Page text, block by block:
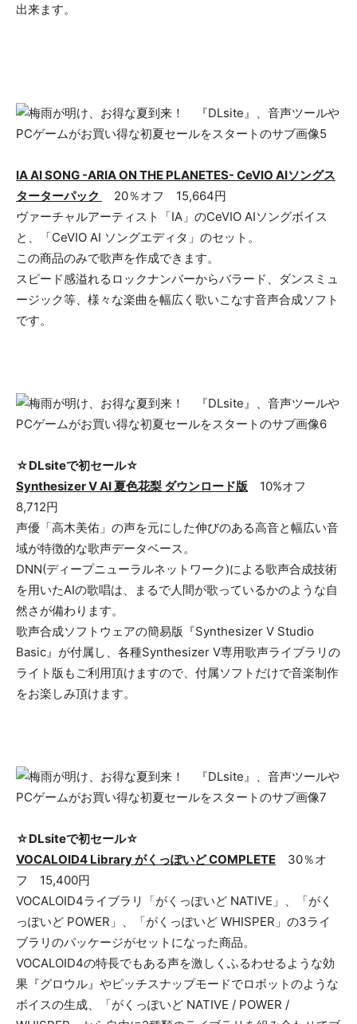
出来ます。
IA AI SONG -ARIA ON THE PLANETES- CeVIO AIソングス
ターターパック
20％オフ 15,664円
ヴァーチャルアーティスト「IA」のCeVIO AIソングボイス
と、「CeVIO AI ソングエディタ」のセット。
この商品のみで歌声を作成できます。
スピード感溢れるロックナンバーからバラード、ダンスミュ
ージック等、様々な楽曲を幅広く歌いこなす音声合成ソフト
です。
☆DLsiteで初セール☆
Synthesizer V AI 夏色花梨 ダウンロード版 10%オフ
8,712円
声優「高木美佑」の声を元にした伸びのある高音と幅広い音
域が特徴的な歌声データベース。
DNN(ディープニューラルネットワーク)による歌声合成技術
を用いたAIの歌唱は、まるで人間が歌っているかのような自
然さが備わります。
歌声合成ソフトウェアの簡易版『Synthesizer V Studio
Basic』が付属し、各種Synthesizer V専用歌声ライブラリの
ライト版もご利用頂けますので、付属ソフトだけで音楽制作
をお楽しみ頂けます。
☆DLsiteで初セール☆
VOCALOID4 Library がくっぽいど COMPLETE 30％オ
フ 15,400円
VOCALOID4ライブラリ「がくっぽいど NATIVE」、「がく
っぽいど POWER」、「がくっぽいど WHISPER」の3ライ
ブラリのパッケージがセットになった商品。
VOCALOID4の特長でもある声を激しくふるわせるような効
果『グロウル』やピッチスナップモードでロボットのような
ボイスの生成、「がくっぽいど NATIVE / POWER /